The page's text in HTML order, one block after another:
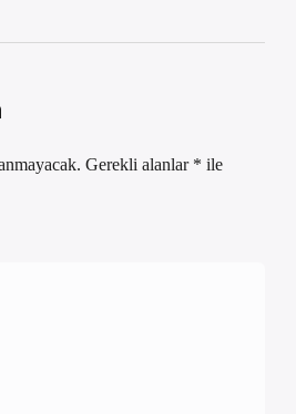
Gerekli alanlar * ile